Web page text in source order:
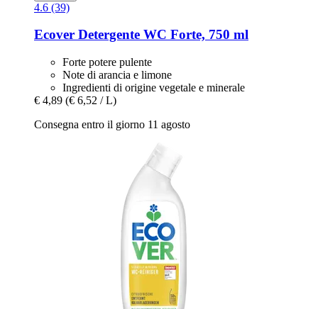
4.6 (39)
Ecover Detergente WC Forte, 750 ml
Forte potere pulente
Note di arancia e limone
Ingredienti di origine vegetale e minerale
€ 4,89 (€ 6,52 / L)
Consegna entro il giorno 11 agosto